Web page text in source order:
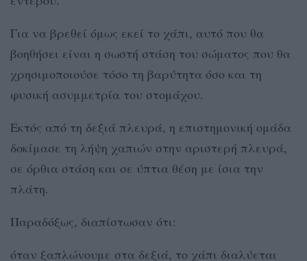
Για να βρεθεί όμως εκεί το χάπι, αυτό που θα
βοηθήσει είναι η σωστή στάση του σώματος που θα
χρησιμοποιούσε τόσο τη βαρύτητα όσο και τη
φυσική ασυμμετρία του στομάχου.
Εκτός από τη δεξιά πλευρά, η επιστημονική ομάδα
δοκίμασε τη λήψη χαπιών στην αριστερή πλευρά,
σε όρθια στάση και σε ύπτια θέση με ίσια την
πλάτη.
Παραδόξως, διαπίστωσαν ότι:
όταν ξαπλώνουμε στα δεξιά, το χάπι διαλύεται